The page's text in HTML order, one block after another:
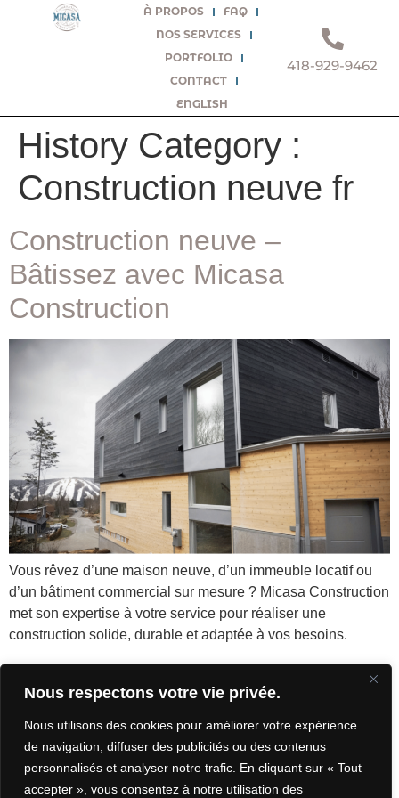
Nous respectons votre vie privée.
Nous utilisons des cookies pour améliorer votre expérience
de navigation, diffuser des publicités ou des contenus
personnalisés et analyser notre trafic. En cliquant sur « Tout
accepter », vous consentez à notre utilisation des
À PROPOS
FAQ
NOS SERVICES
PORTFOLIO
CONTACT
ENGLISH
418-929-9462
History Category :
Construction neuve fr
Construction neuve –
Bâtissez avec Micasa
Construction
Vous rêvez d’une maison neuve, d’un immeuble locatif ou
d’un bâtiment commercial sur mesure ? Micasa Construction
met son expertise à votre service pour réaliser une
construction solide, durable et adaptée à vos besoins.
CONSTRUIRE
AVEC VOUS,
POUR VOUS.
SUIVEZ-NOUS